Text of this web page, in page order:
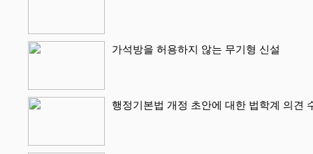
가석방을 허용하지 않는 무기형 신설
행정기본법 개정 초안에 대한 법학계 의견